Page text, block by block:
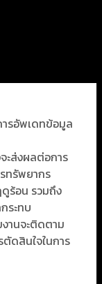
ารอัพเดทข้อมูล
ะส่งผลต่อการ
ทรัพยากร
ร้อน รวมถึง
ระทบ
านจะติดตาม
ดสินใจในการ